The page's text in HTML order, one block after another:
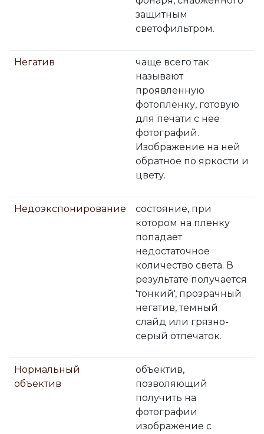
защитным
светофильтром.
Негатив
чаще всего так
называют
проявленную
фотопленку, готовую
для печати с нее
фотографий.
Изображение на ней
обратное по яркости и
цвету.
Недоэкспонирование
состояние, при
котором на пленку
попадает
недостаточное
количество света. В
результате получается
'тонкий', прозрачный
негатив, темный
слайд или грязно-
серый отпечаток.
Нормальный
объектив
объектив,
позволяющий
получить на
фотографии
изображение с